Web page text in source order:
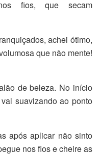
fios, que secam
achei ótimo,
que não mente!
de beleza. No início
suavizando ao ponto
após aplicar não sinto
nos fios e cheire as